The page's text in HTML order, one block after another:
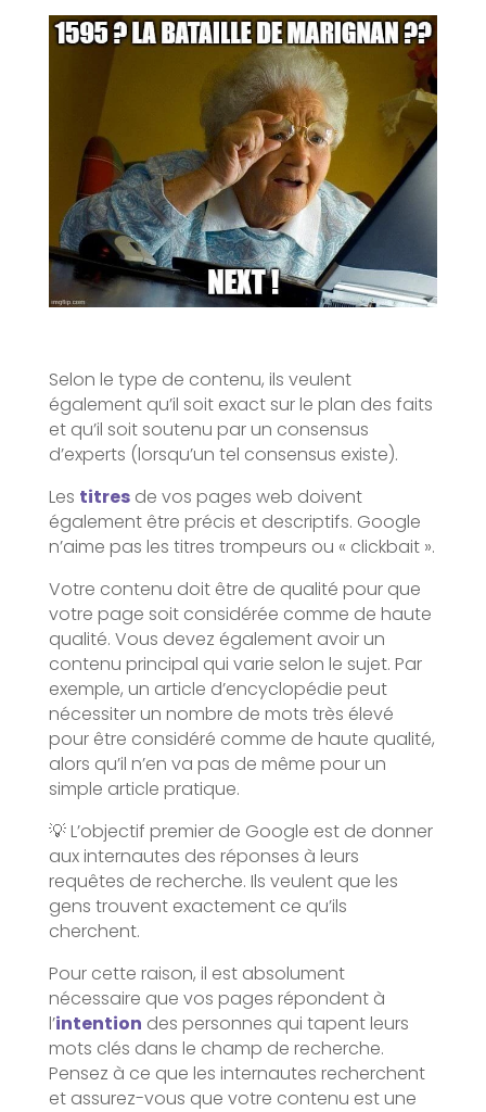
Selon le type de contenu, ils veulent
également qu’il soit exact sur le plan des faits
et qu’il soit soutenu par un consensus
d’experts (lorsqu’un tel consensus existe).
Les titresde vos pages web doivent
également être précis et descriptifs. Google
n’aime pas les titres trompeurs ou « clickbait ».
Votre contenu doit être de qualité pour que
votre page soit considérée comme de haute
qualité. Vous devez également avoir un
contenu principal qui varie selon le sujet. Par
exemple, un article d’encyclopédie peut
nécessiter un nombre de mots très élevé
pour être considéré comme de haute qualité,
alors qu’il n’en va pas de même pour un
simple article pratique.
💡 L’objectif premier de Google est de donner
aux internautes des réponses à leurs
requêtes de recherche. Ils veulent que les
gens trouvent exactement ce qu’ils
cherchent.
Pour cette raison, il est absolument
nécessaire que vos pages répondent à
l’intention des personnes qui tapent leurs
mots clés dans le champ de recherche.
Pensez à ce que les internautes recherchent
et assurez-vous que votre contenu est une